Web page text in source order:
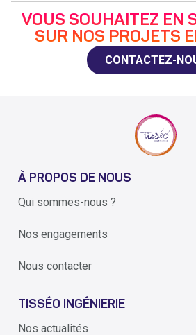
VOUS SOUHAITEZ EN
SUR NOS PROJETS
CONTACTEZ-
À PROPOS DE NOUS
Qui sommes-nous ?
Nos engagements
Nous contacter
TISSÉO INGÉNIERIE
Nos actualités